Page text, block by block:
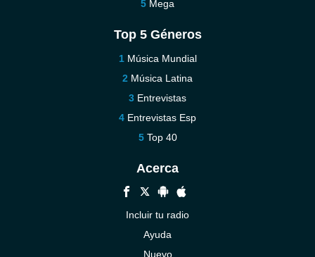
Mega
Top 5 Géneros
Música Mundial
Música Latina
Entrevistas
Entrevistas Esp
Top 40
Acerca
Incluir tu radio
Ayuda
Nuevo